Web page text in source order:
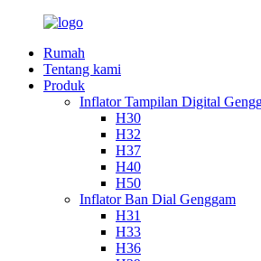
Rumah
Tentang kami
Produk
Inflator Tampilan Digital
H30
H32
H37
H40
H50
Inflator Ban Dial Genggam
H31
H33
H36